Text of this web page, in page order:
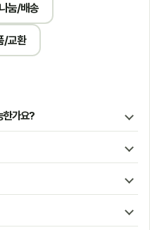
눔/배송
/교환
한가요?